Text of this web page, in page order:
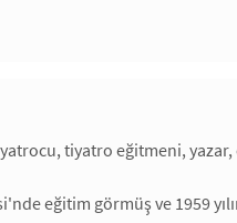
tiyatro eğitmeni, yazar,
eğitim görmüş ve 1959